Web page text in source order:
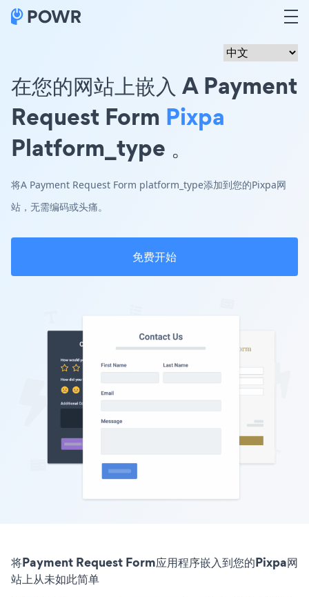
在您的网站上嵌入 A Payment
Request Form Pixpa
Platform_type 。
将A Payment Request Form platform_type添加到您的Pixpa网
站，无需编码或头痛。
免费开始
将Payment Request Form应用程序嵌入到您的Pixpa网
站上从未如此简单